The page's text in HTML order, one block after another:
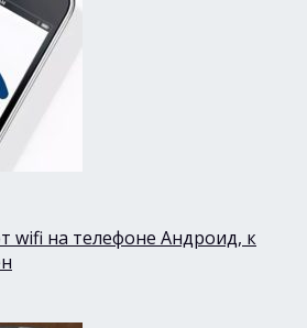
wifi на телефоне Андроид, к